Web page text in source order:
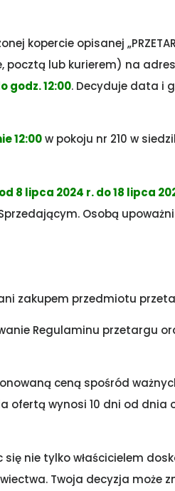
kopercie opisanej
pocztą lub kurierem) na
godz. 12:00. Decyduje data i
12:00w pokoju nr 210 w
od 8 lipca 2024 r. do 18 lipca
Osobą
zakupem przedmiotu
Regulaminu przetargu
ceną spośród
ofertą wynosi 10 dni od dnia
nie tylko właścicielem
Twoja decyzja może